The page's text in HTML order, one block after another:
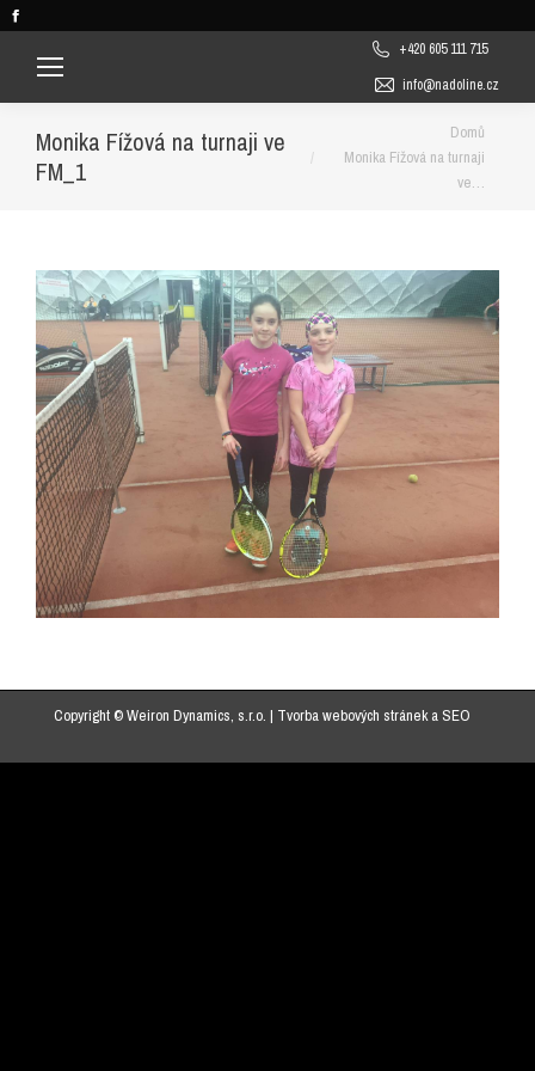
opens
in
new
window
+420 605 111 715
info@nadoline.cz
Monika Fížová na turnaji ve
FM_1
Domů
Monika Fížová na turnaji
ve…
Copyright © Weiron Dynamics, s.r.o. | Tvorba webových stráneka SEO